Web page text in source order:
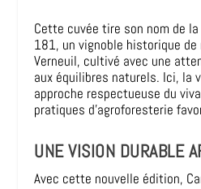
Cette cuvée tire son nom de
181, un vignoble historique
Verneuil, cultivé avec une
aux équilibres naturels. Ici, la
approche respectueuse du
pratiques d’agroforesterie
UNE VISION DURABLE
Avec cette nouvelle édition,